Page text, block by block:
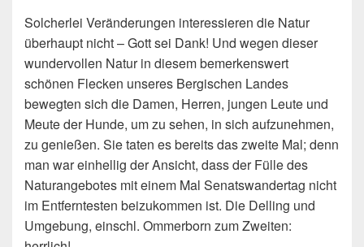
Solcherlei Veränderungen interessieren die Natur
überhaupt nicht – Gott sei Dank! Und wegen dieser
wundervollen Natur in diesem bemerkenswert
schönen Flecken unseres Bergischen Landes
bewegten sich die Damen, Herren, jungen Leute und
Meute der Hunde, um zu sehen, in sich aufzunehmen,
zu genießen. Sie taten es bereits das zweite Mal; denn
man war einhellig der Ansicht, dass der Fülle des
Naturangebotes mit einem Mal Senatswandertag nicht
im Entferntesten beizukommen ist. Die Delling und
Umgebung, einschl. Ommerborn zum Zweiten: